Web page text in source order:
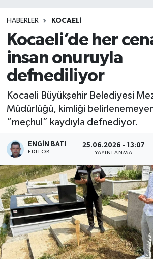
HABERLER KOCAELİ
Kocaeli’de her
insan onuruyla
defnediliyor
Kocaeli Büyükşehir Belediyesi
Müdürlüğü, kimliği
“meçhul” kaydıyla defnediyor.
ENGIN BATI
EDITÖR
25.06.2026 - 13:07
YAYINLANMA